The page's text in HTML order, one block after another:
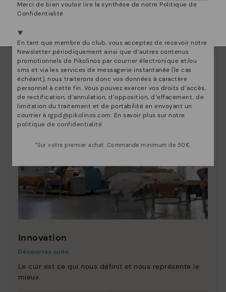
Innovation
Découvrez suite
Le cuir est ce qui nous définit et nous représente le
mieux.
Nous sommes présents dans plus de 29 boutiques
Merci de bien vouloir lire la synthèse de notre Politique de
Confidentialité
En tant que membre du club, vous acceptez de recevoir notre
Newsletter périodiquement ainsi que d’autres contenus
promotionnels de Pikolinos par courrier électronique et/ou
sms et via les services de messagerie instantanée (le cas
échéant), nous traiterons donc vos données à caractère
personnel à cette fin. Vous pouvez exercer vos droits d’accès,
de rectification, d’annulation, d’opposition, d’effacement, de
limitation du traitement et de portabilité en envoyant un
courrier à rgpd@pikolinos.com. En savoir plus sur notre
politique de confidentialité.
*Sur votre premier achat. Commande minimum de 50€.